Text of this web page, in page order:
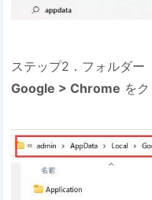
ステップ2．フォルダー
Google > Chrome を